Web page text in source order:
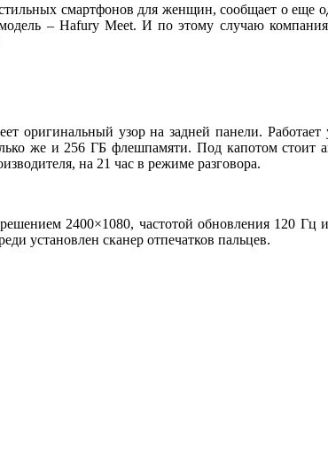
смартфонов для женщин, сообщает о
– Hafury Meet. И по этому случаю
оригинальный узор на задней панели.
же и 256 ГБ флешпамяти. Под капотом стоит
на 21 час в режиме разговора.
2400×1080, частотой обновления 120 Гц
установлен сканер отпечатков пальцев.